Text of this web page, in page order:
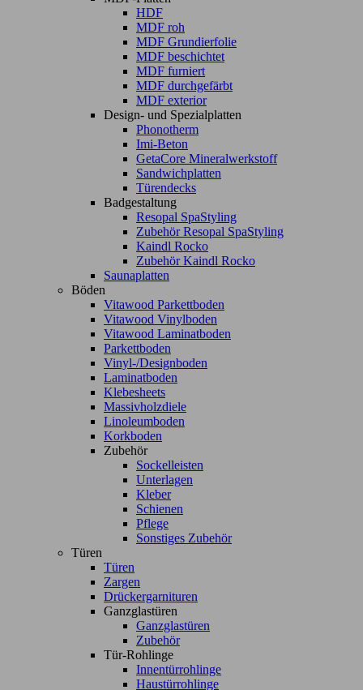
HDF
MDF roh
MDF Grundierfolie
MDF beschichtet
MDF furniert
MDF durchgefärbt
MDF exterior
Design- und Spezialplatten
Phonotherm
Imi-Beton
GetaCore Mineralwerkstoff
Sandwichplatten
Türendecks
Badgestaltung
Resopal SpaStyling
Zubehör Resopal SpaStyling
Kaindl Rocko
Zubehör Kaindl Rocko
Saunaplatten
Böden
Vitawood Parkettboden
Vitawood Vinylboden
Vitawood Laminatboden
Parkettboden
Vinyl-/Designboden
Laminatboden
Klebesheets
Massivholzdiele
Linoleumboden
Korkboden
Zubehör
Sockelleisten
Unterlagen
Kleber
Schienen
Pflege
Sonstiges Zubehör
Türen
Türen
Zargen
Drückergarnituren
Ganzglastüren
Ganzglastüren
Zubehör
Tür-Rohlinge
Innentürrohlinge
Haustürrohlinge